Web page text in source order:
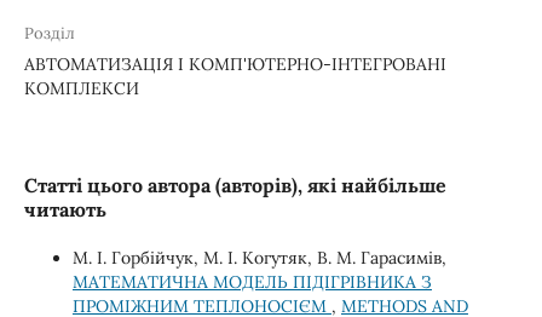
Розділ
АВТОМАТИЗАЦІЯ І КОМП'ЮТЕРНО-ІНТЕГРОВАНІ
КОМПЛЕКСИ
Статті цього автора (авторів), які найбільше
читають
М. І. Горбійчук, М. І. Когутяк, В. М. Гарасимів,
МАТЕМАТИЧНА МОДЕЛЬ ПІДІГРІВНИКА З
ПРОМІЖНИМ ТЕПЛОНОСІЄМ , METHODS AND